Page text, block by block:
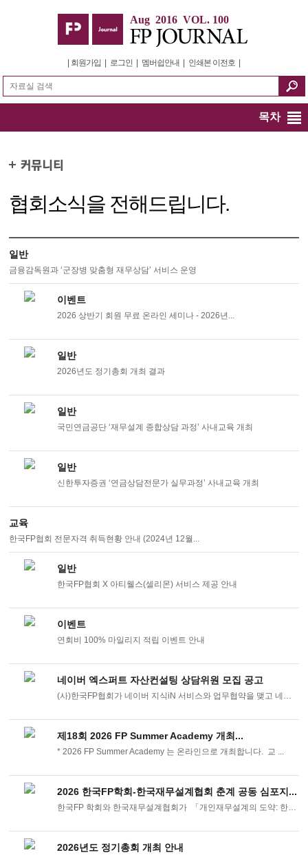
Aug 2016 VOL. 100
회원가입 로그인 멤버쉽안내 인쇄본 이전호
목차
협회소식을 전해드립니다.
일반
금융감독원과 ‘군장병 맞춤형 재무상담’ 서비스 운영
이벤트
2026 상반기 회원 무료 온라인 세미나 - 2026년...
일반
2026년도 정기총회 개최 결과
일반
국민연금공단 ‘재무설계 종합상담 과정’ 사내교육 개최
일반
신한투자증권 ‘연금상담전문가 실무과정’ 사내교육 개최
교육
한국FP협회 전문자격 취득현황 안내 (2024년 12월...
일반
한국FP협회 X 아티웰스(셀리몬) 서비스 제공 안내
이벤트
연회비 100% 마일리지 적립 이벤트 안내
네이버 엑스퍼트 자산컨설팅 상담위원 모집 공고
(사)한국FP협회가 네이버 지식iN 서비스와 업무협약을 맺고 네이버 엑스퍼트 자산컨 ...
제18회 2026 FP Summer Academy 개최...
* 2026 FP Summer Academy 는 온라인으로 개최합니다. 교 ...
2026 한국FP학회-한국재무설계협회 춘계 공동 심포지...
한국FP 학회와 한국재무설계협회가 「개인재무설계의 도약: 한국형 ...
2026년도 정기총회 개최 안내